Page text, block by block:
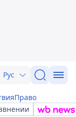
Рус
Право